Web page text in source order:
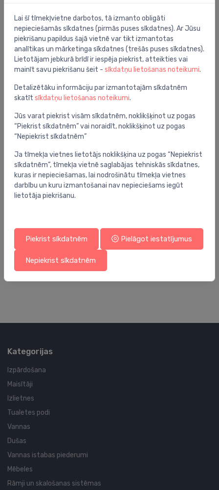
Preces apraksts
termostata galva ar kontaktdevēju 20-50°C, balts
Jums varētu arī interesēt
termostatiskais elements 60°C
44.00 €
Kategorijas
Izpārdošana
Maisītāji
Izlietnes
Tualetes podi
Vannas
Dušas
Vannas istabas piederumi
Mēbeles
Rāmji un skalošanas sistēmas
Lai šī tīmekļvietne darbotos, tā izmanto obligāti
nepieciešamās sīkdatnes (pirmās puses sīkdatnes). Ar Jūsu
piekrišanu papildus šajā vietnē var tikt izmantotas
analītikas un mārketinga sīkdatnes (trešās puses sīkdatnes).
Lietotājam jebkurā brīdī ir iespēja piekrist, atteikties vai
mainīt savu piekrišanu šeit - sīkdatņu lietošanas noteikumi.
Detalizētāku informāciju par izmantotajām sīkdatnēm
skatīt sīkdatņu lietošanas noteikumi.
Jūs varat piekrist visām sīkdatnēm, noklikšķinot uz pogas
“Piekrist sīkdatnēm” vai noraidīt, noklikšķinot uz pogas
“Nepiekrist sīkdatnēm”
Ja tīmekļa vietnes lietotājs noklikšķina uz pogas “Nepiekrist
sīkdatnēm”, tīmekļa vietnē saglabājas tehniskās sīkdatnes,
kuras ir nepieciešamas, lai nodrošinātu tīmekļa vietnes
darbību un kuru izmantošanai nav nepieciešams iegūt
lietotāja piekrišanu.
Piekrist sīkdatnēm Pielāgot iestatījumus
Nepiekrist sīkdatnēm